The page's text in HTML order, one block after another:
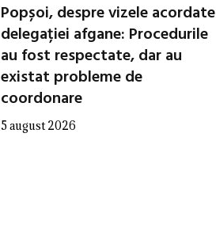
Popșoi, despre vizele acordate
delegației afgane: Procedurile
au fost respectate, dar au
existat probleme de
coordonare
5 august 2026